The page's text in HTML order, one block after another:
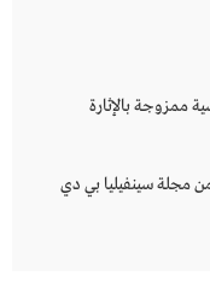
ممزوجة بالإثارة
العدد 27 من مجلة سينفيليا بي دي